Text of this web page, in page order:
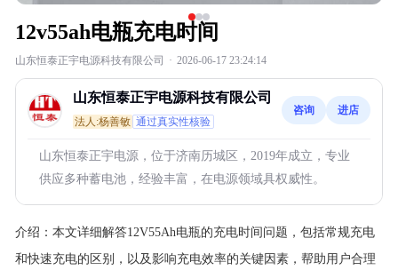
12v55ah电瓶充电时间
山东恒泰正宇电源科技有限公司 · 2026-06-17 23:24:14
山东恒泰正宇电源科技有限公司
法人:杨善敏 通过真实性核验
咨询 进店
山东恒泰正宇电源，位于济南历城区，2019年成立，专业
供应多种蓄电池，经验丰富，在电源领域具权威性。
介绍： 本文详细解答12V55Ah电瓶的充电时间问题，包括常规充电
和快速充电的区别，以及影响充电效率的关键因素，帮助用户合理